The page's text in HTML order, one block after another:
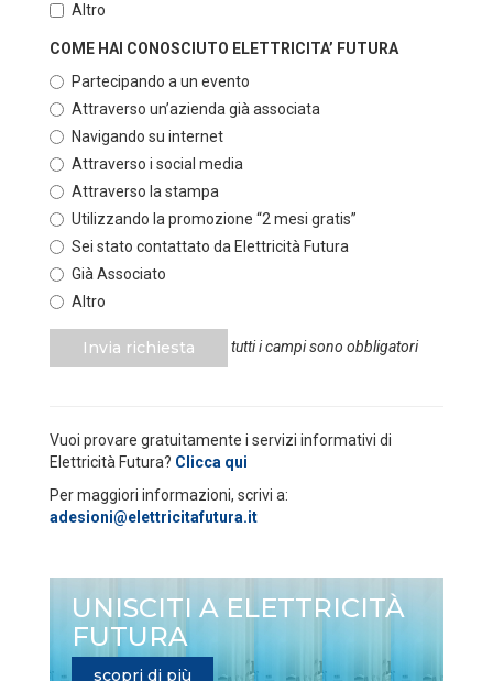
Altro
COME HAI CONOSCIUTO ELETTRICITA’ FUTURA
Partecipando a un evento
Attraverso un’azienda già associata
Navigando su internet
Attraverso i social media
Attraverso la stampa
Utilizzando la promozione “2 mesi gratis”
Sei stato contattato da Elettricità Futura
Già Associato
Altro
Invia richiesta tutti i campi sono obbligatori
Vuoi provare gratuitamente i servizi informativi di
Elettricità Futura? Clicca qui
Per maggiori informazioni, scrivi a:
adesioni@elettricitafutura.it
UNISCITI A ELETTRICITÀ
FUTURA
scopri di più